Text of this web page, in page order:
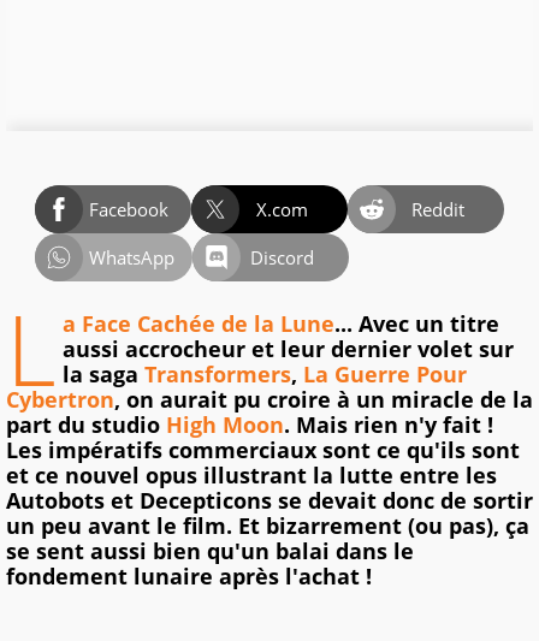
Facebook X.com
Reddit
WhatsApp
Discord
L a Face Cachée de la Lune... Avec un titre
aussi accrocheur et leur dernier volet sur
la saga Transformers, La Guerre Pour
Cybertron, on aurait pu croire à un miracle de la
part du studio High Moon. Mais rien n'y fait !
Les impératifs commerciaux sont ce qu'ils sont
et ce nouvel opus illustrant la lutte entre les
Autobots et Decepticons se devait donc de sortir
un peu avant le film. Et bizarrement (ou pas), ça
se sent aussi bien qu'un balai dans le
fondement lunaire après l'achat !